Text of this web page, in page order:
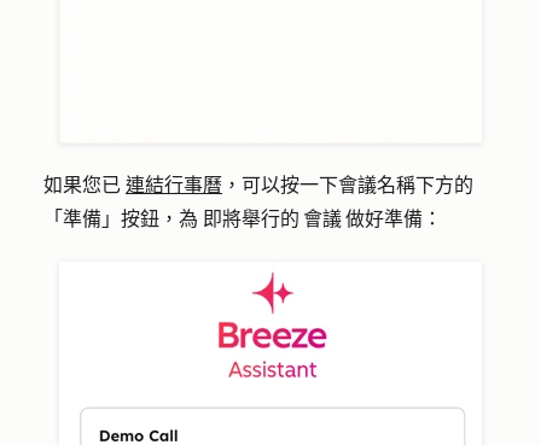
如果您已 連結行事曆 ，可以按一下會議名稱下方的
「準備」按鈕， 為 即將舉行的 會議 做好準備：